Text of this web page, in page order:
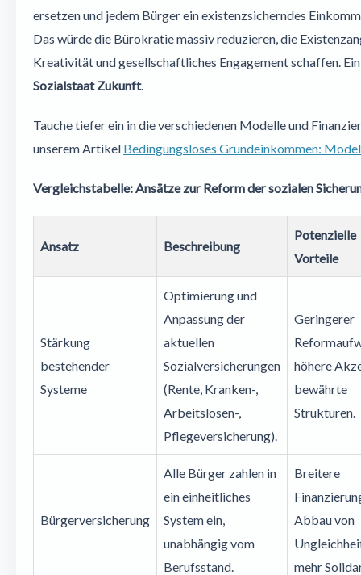
ersetzen und jedem Bürger ein existenzsicherndes
Das würde die Bürokratie massiv reduzieren, die
Kreativität und gesellschaftliches Engagement schaffen.
Sozialstaat Zukunft.
Tauche tiefer ein in die verschiedenen Modelle und
unserem Artikel Bedingungsloses Grundeinkommen:
Vergleichstabelle: Ansätze zur Reform der sozialen
Ansatz Beschreibung
Potenzielle
Vorteile
Stärkung
bestehender
Systeme
Optimierung und
Anpassung der
aktuellen
Sozialversicherungen
(Rente, Kranken-,
Arbeitslosen-,
Pflegeversicherung).
Geringerer
höhere
bewährte
Strukturen.
Bürgerversicherung
Alle Bürger zahlen in
ein einheitliches
System ein,
unabhängig vom
Berufsstand.
Breitere
Abbau von
mehr